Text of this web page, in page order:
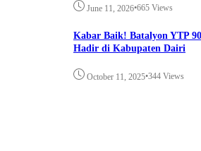
June 11, 2026•665 Views
Kabar Baik! Batalyon YTP
Hadir di Kabupaten Dairi
October 11, 2025•344 Views